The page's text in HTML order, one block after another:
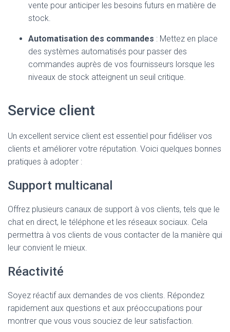
vente pour anticiper les besoins futurs en matière de
stock.
Automatisation des commandes : Mettez en place
des systèmes automatisés pour passer des
commandes auprès de vos fournisseurs lorsque les
niveaux de stock atteignent un seuil critique.
Service client
Un excellent service client est essentiel pour fidéliser vos
clients et améliorer votre réputation. Voici quelques bonnes
pratiques à adopter :
Support multicanal
Offrez plusieurs canaux de support à vos clients, tels que le
chat en direct, le téléphone et les réseaux sociaux. Cela
permettra à vos clients de vous contacter de la manière qui
leur convient le mieux.
Réactivité
Soyez réactif aux demandes de vos clients. Répondez
rapidement aux questions et aux préoccupations pour
montrer que vous vous souciez de leur satisfaction.